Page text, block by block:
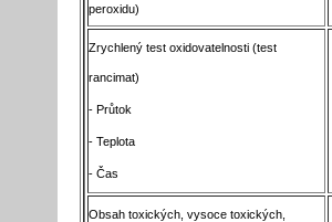
peroxidu)
Zrychlený test oxidovatelnosti (test
rancimat)
- Průtok
- Teplota
- Čas
Obsah toxických, vysoce toxických,